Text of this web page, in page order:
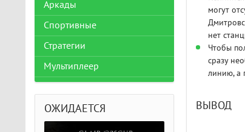
могут
нет
Чтобы
сразу
линию, а
ВЫВОД
Аркады
Спортивные
Стратегии
Мультиплеер
ОЖИДАЕТСЯ